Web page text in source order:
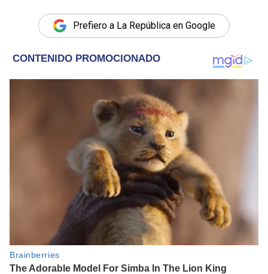
Prefiero a La República en Google